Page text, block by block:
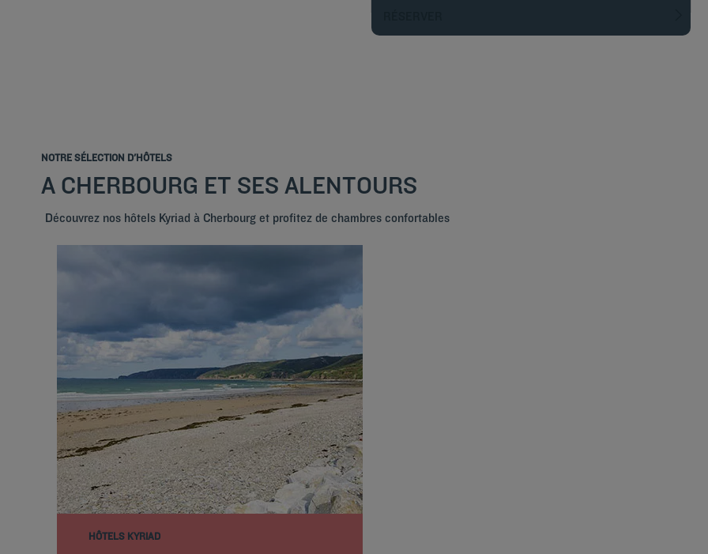
NOTRE SÉLECTION D'HÔTELS
A CHERBOURG ET SES ALENTOURS
Découvrez nos hôtels Kyriad à Cherbourg et profitez de chambres confortables
HÔTELS KYRIAD